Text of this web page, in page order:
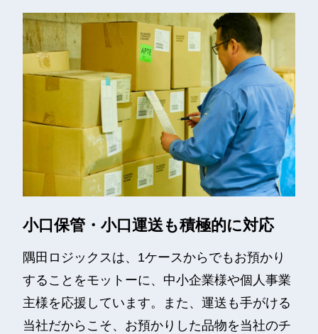
小口保管・小口運送も積極的に対応
隅田ロジックスは、1ケースからでもお預かり
することをモットーに、中小企業様や個人事業
主様を応援しています。また、運送も手がける
当社だからこそ、お預かりした品物を当社のチ